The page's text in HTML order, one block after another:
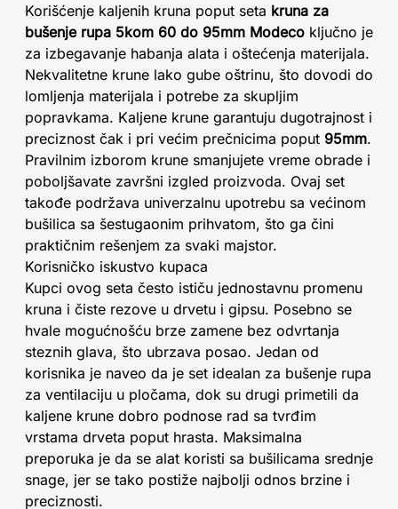
Korišćenje kaljenih kruna poput seta kruna za
bušenje rupa 5kom 60 do 95mm Modeco ključno je
za izbegavanje habanja alata i oštećenja materijala.
Nekvalitetne krune lako gube oštrinu, što dovodi do
lomljenja materijala i potrebe za skupljim
popravkama. Kaljene krune garantuju dugotrajnost i
preciznost čak i pri većim prečnicima poput 95mm.
Pravilnim izborom krune smanjujete vreme obrade i
poboljšavate završni izgled proizvoda. Ovaj set
takođe podržava univerzalnu upotrebu sa većinom
bušilica sa šestugaonim prihvatom, što ga čini
praktičnim rešenjem za svaki majstor.
Korisničko iskustvo kupaca
Kupci ovog seta često ističu jednostavnu promenu
kruna i čiste rezove u drvetu i gipsu. Posebno se
hvale mogućnošću brze zamene bez odvrtanja
steznih glava, što ubrzava posao. Jedan od
korisnika je naveo da je set idealan za bušenje rupa
za ventilaciju u pločama, dok su drugi primetili da
kaljene krune dobro podnose rad sa tvrđim
vrstama drveta poput hrasta. Maksimalna
preporuka je da se alat koristi sa bušilicama srednje
snage, jer se tako postiže najbolji odnos brzine i
preciznosti.